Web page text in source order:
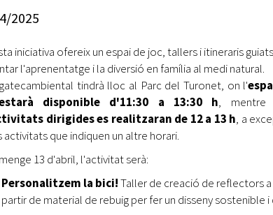
jove 2026
Cerdanyola opta a més de 5 milions d'euros del Pla de
Barris per transformar les Fontetes, Quatre Cantons i
l'entorn de l'avinguda Catalunya
El FIT presenta el cartell de la seva 16a edició i dona el
tret de sortida al festival
L’Ajuntament reparteix ulleres gratuïtes per veure
2025
iniciativa ofereix un espai de joc, tallers i itineraris
l'aprenentatge i la diversió en família al medi natural.
tindrà lloc al Parc del Turonet, on l'
disponible d'11:30 a 13:30 h, mentre
dirigides es realitzaran de 12 a 13 h, a
activitats que indiquen un altre horari.
13 d'abril, l'activitat serà:
Personalitzem la bici!Taller de creació de reflectors a
partir de material de rebuig per fer un disseny sostenible